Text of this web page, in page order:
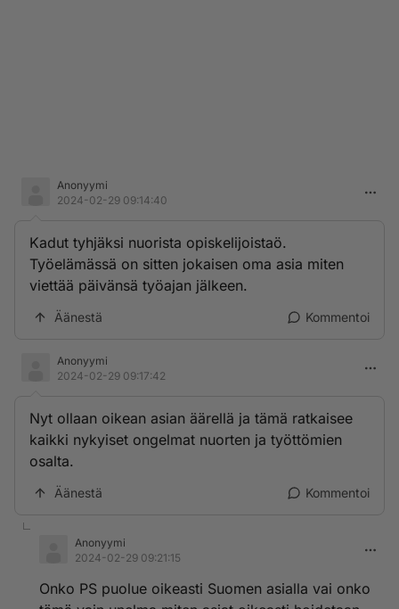
Anonyymi
2024-02-29 09:14:40
Kadut tyhjäksi nuorista opiskelijoistaö.
Työelämässä on sitten jokaisen oma asia miten
viettää päivänsä työajan jälkeen.
Äänestä Kommentoi
Anonyymi
2024-02-29 09:17:42
Nyt ollaan oikean asian äärellä ja tämä ratkaisee
kaikki nykyiset ongelmat nuorten ja työttömien
osalta.
Äänestä Kommentoi
Anonyymi
2024-02-29 09:21:15
Onko PS puolue oikeasti Suomen asialla vai onko